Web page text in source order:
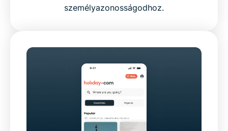
személyazonosságodhoz.